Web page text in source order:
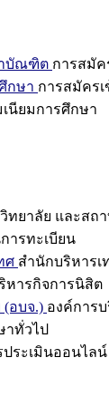
บัณฑิต การสมั
กษา การสมัคร
นียมการศึกษา
ทยาลัย และสถ
ารทะเบียน
ศ สำนักบริหารเ
หารกิจการนิสิต
อบจ.) องค์การ
าทั่วไป
ประเมินออนไลน์